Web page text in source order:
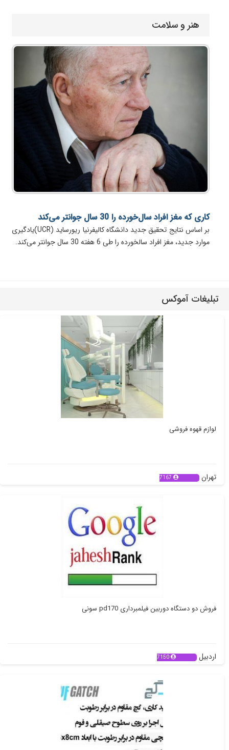
هنر و سلامت
کاری که مغز افراد سال‌خورده را 30 سال جوانتر می‌کند
بر اساس نتایج تحقیق جدید دانشگاه کالیفرنیا ریورساید (UCR)یادگیری
موارد جدید، مغز افراد سالخورده را طی 6 هفته 30 سال جوانتر می‌کند.
تبلیغات آموکس
لوازم قهوه فروشی
تهران 7167
فروش دو دستگاه دوربین فیلمبرداری pd170 سونی
اردبیل 7150